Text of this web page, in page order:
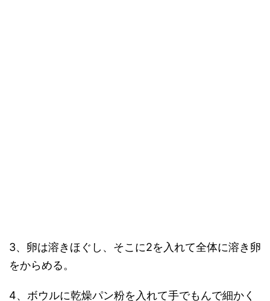
3、卵は溶きほぐし、そこに2を入れて全体に溶き卵
をからめる。
4、ボウルに乾燥パン粉を入れて手でもんで細かく